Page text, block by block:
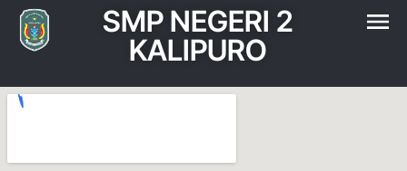
SMP NEGERI 2
KALIPURO